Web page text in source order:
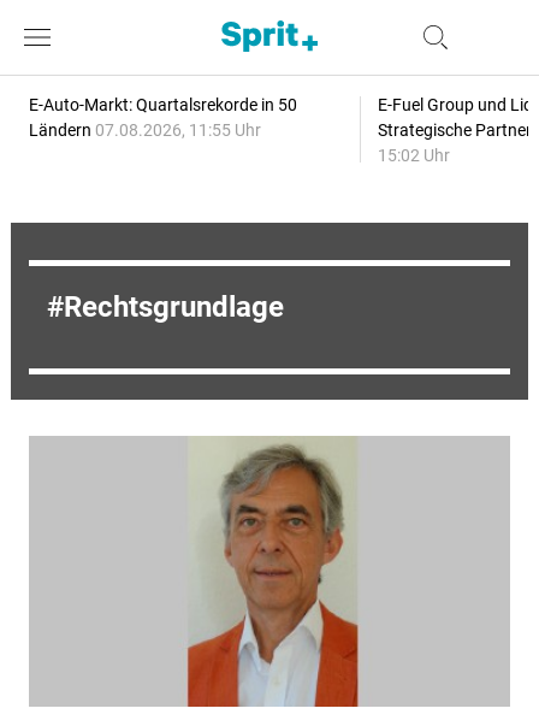
E-Auto-Markt: Quartalsrekorde in 50
Ländern 07.08.2026, 11:55 Uhr
E-Fuel Group und
Strategische
15:02 Uhr
Rechtsgrundlage